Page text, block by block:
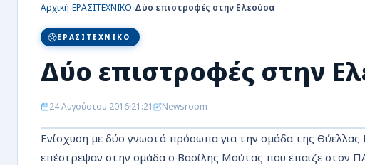
ΜΠΑΣΚΕΤ
ΑΡΘΡΟΓΡΑΦΙΕΣ
Αρχική›ΕΡΑΣΙΤΕΧΝΙΚΟ›Δύο επιστροφές στην Ελεούσα
ΕΡΑΣΙΤΕΧΝΙΚΟ
Δύο επιστροφές στην
24 Αυγούστου 2016 21:21 Newsroom
Ενίσχυση με δύο γνωστά πρόσωπα για την ομάδα της
επέστρεψαν στην ομάδα ο Βασίλης Μούτας που έπαιζε στον